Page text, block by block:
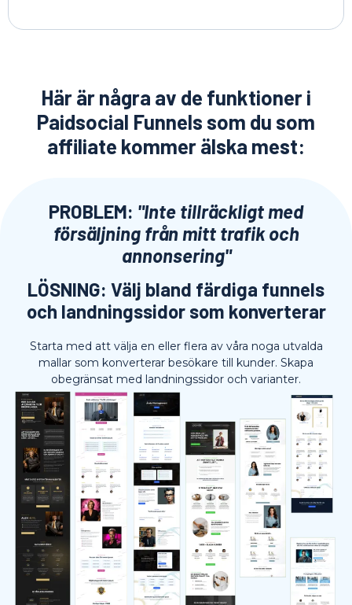
Här är några av de funktioner i
Paidsocial Funnels som du som
affiliate kommer älska mest:
PROBLEM: "Inte tillräckligt med
försäljning från mitt trafik och
annonsering"
LÖSNING: Välj bland färdiga funnels
och landningssidor som konverterar
Starta med att välja en eller flera av våra noga utvalda
mallar som konverterar besökare till kunder. Skapa
obegränsat med landningssidor och varianter.